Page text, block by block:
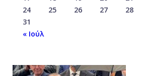
24
25 26 27 28
31
« Ιούλ